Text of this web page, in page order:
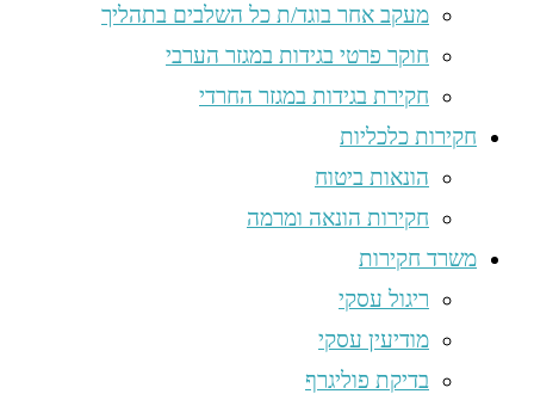
מעקב אחר בוגד/ת כל השלבים בתהליך
חוקר פרטי בגידות במגזר הערבי
חקירת בגידות במגזר החרדי
חקירות כלכליות
הונאות ביטוח
חקירות הונאה ומרמה
משרד חקירות
ריגול עסקי
מודיעין עסקי
בדיקת פוליגרף